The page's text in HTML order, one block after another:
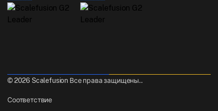
© 2026 Scalefusion Все права защищены..
Соответствие